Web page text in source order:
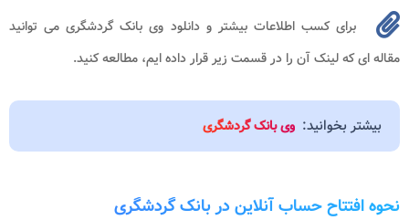
برای کسب اطلاعات بیشتر و دانلود وی بانک گردشگری می توانید
مقاله ای که لینک آن را در قسمت زیر قرار داده ایم، مطالعه کنید.
بیشتر بخوانید: وی بانک گردشگری
نحوه افتتاح حساب آنلاین در بانک گردشگری